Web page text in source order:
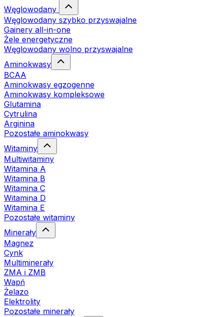
Węglowodany
Węglowodany szybko przyswajalne
Gainery all-in-one
Żele energetyczne
Węglowodany wolno przyswajalne
Aminokwasy
BCAA
Aminokwasy egzogenne
Aminokwasy kompleksowe
Glutamina
Cytrulina
Arginina
Pozostałe aminokwasy
Witaminy
Multiwitaminy
Witamina A
Witamina B
Witamina C
Witamina D
Witamina E
Pozostałe witaminy
Minerały
Magnez
Cynk
Multiminerały
ZMA i ZMB
Wapń
Żelazo
Elektrolity
Pozostałe minerały